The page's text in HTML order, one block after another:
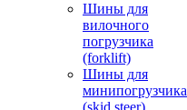
Шины для
вилочного
погрузчика
(forklift)
Шины для
минипогрузчика
(skid steer)